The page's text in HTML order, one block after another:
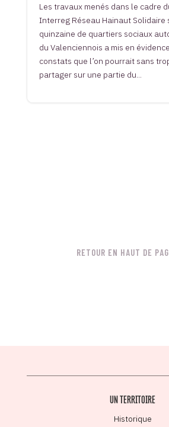
Les travaux menés dans le cadre
Interreg Réseau Hainaut Solidaire
quinzaine de quartiers sociaux
du Valenciennois a mis en
constats que l’on pourrait sans
partager sur une partie du...
RETOUR EN HAUT DE
UN TERRITOIRE
Historique